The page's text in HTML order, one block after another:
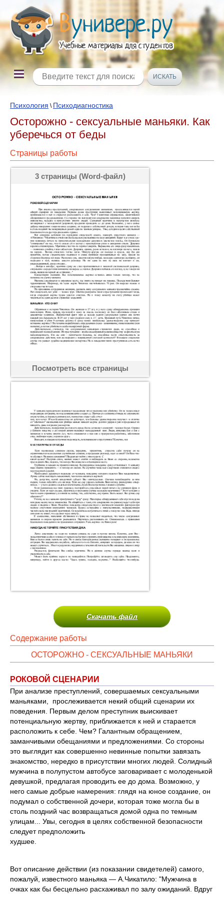
Психология \ Психодиагностика
Осторожно - сексуальные маньяки. Как
уберечься от беды
Страницы работы
3 страницы (Word-файл)
Посмотреть все страницы
Скачать файл
Содержание работы
ОСТОРОЖНО - СЕКСУАЛЬНЫЕ МАНЬЯКИ
РОКОВОЙ СЦЕНАРИИ
При анализе преступлений, совер­шаемых сексуальными
маньяками, прослеживается некий общий сце­нарии их
поведения. Первым делом пре­ступник выискивает
потенциальную жертву, приближается к ней и старается
расположить к себе. Чем? Галантным обращением,
заманчивыми обещаниями и предложениями. Со стороны
это вы­глядит как совершенно невинные попыт­ки завязать
знакомство, нередко в при­сутствии многих людей. Солидный
муж­чина в полупустом автобусе заговарива­ет с молоденькой
девушкой, предлагая проводить ее до дома. Возможно, у
него самые добрые намерения: глядя на юное создание, он
подумал о собственной до­чери, которая тоже могла бы в
столь поздний час возвращаться домой одна по темным
улицам... Увы, сегодня в целях собственной безопасности
следует предположить
Вот описание действии (из показа­нии свидетелей) самого,
пожалуй, изве­стного маньяка — А.Чикатило: "Мужчи­на в
очках как бы бесцельно расхаживал по залу ожиданий. Вдруг